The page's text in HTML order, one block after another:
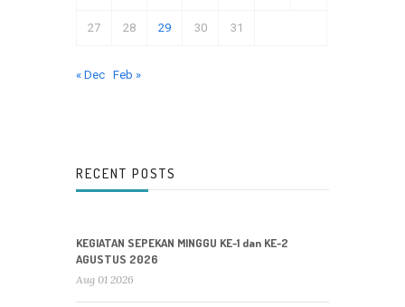
27 28 29 30 31
« Dec Feb »
RECENT POSTS
KEGIATAN SEPEKAN MINGGU KE-1 dan KE-2
AGUSTUS 2026
Aug 01 2026